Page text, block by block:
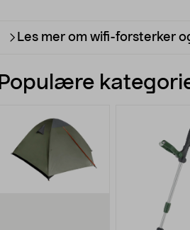
Les mer om wifi-forsterker
Populære